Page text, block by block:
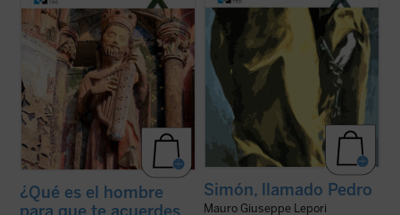
nos introduce ...(ver ficha)
¿Qué es el hombre
Simón, llamado Pedro
Mauro Giuseppe Lepori